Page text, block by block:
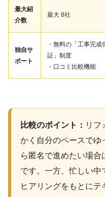
最大紹
介数
最大 8社
独自サ
ポート
・無料の「工事完成
証」制度
・口コミ比較機能
比較のポイント： リフ
かく自分のペースでゆ
ら匿名で進めたい場
です。一方、忙しい中
ヒアリングをもとに